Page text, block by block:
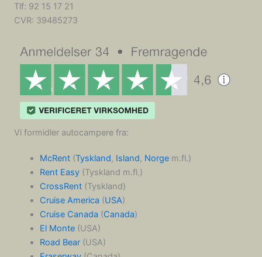
Tlf: 92 15 17 21
CVR: 39485273
Vi formidler autocampere fra:
McRent(Tyskland, Island, Norgem.fl.)
Rent Easy(Tyskland m.fl.)
CrossRent(Tyskland)
Cruise America (USA)
Cruise Canada (Canada)
El Monte(USA)
Road Bear(USA)